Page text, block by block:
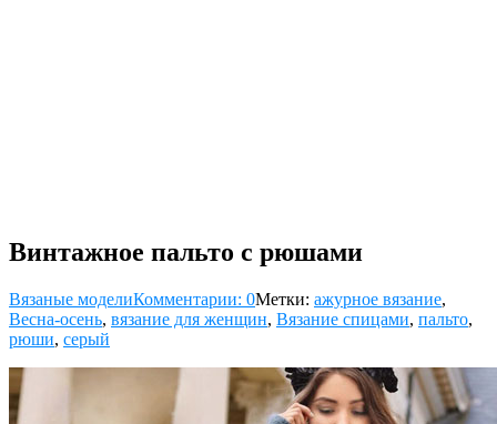
Винтажное пальто с рюшами
Вязаные моделиКомментарии: 0Метки: ажурное вязание,
Весна-осень, вязание для женщин, Вязание спицами, пальто,
рюши, серый